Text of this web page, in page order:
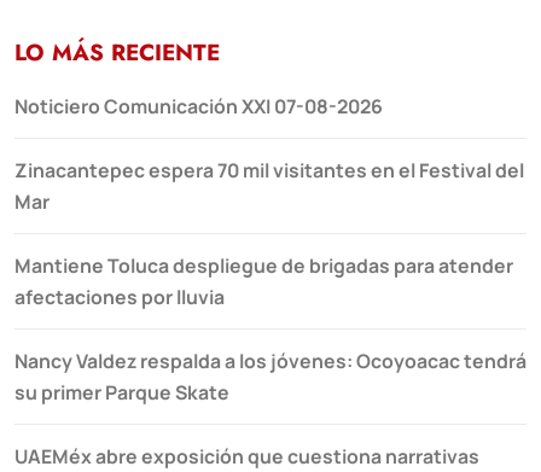
LO MÁS RECIENTE
Noticiero Comunicación XXI 07-08-2026
Zinacantepec espera 70 mil visitantes en el Festival del
Mar
Mantiene Toluca despliegue de brigadas para atender
afectaciones por lluvia
Nancy Valdez respalda a los jóvenes: Ocoyoacac tendrá
su primer Parque Skate
UAEMéx abre exposición que cuestiona narrativas